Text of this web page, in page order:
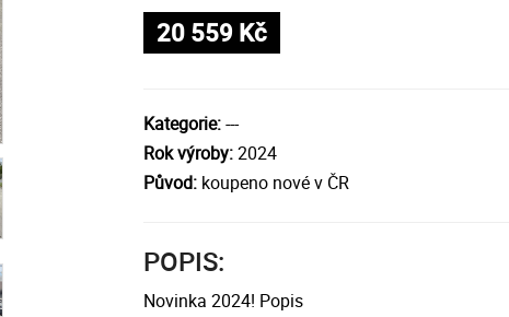
20 559 Kč
Kategorie:---
Rok výroby:2024
Původ:koupeno nové v ČR
POPIS:
Novinka 2024! Popis